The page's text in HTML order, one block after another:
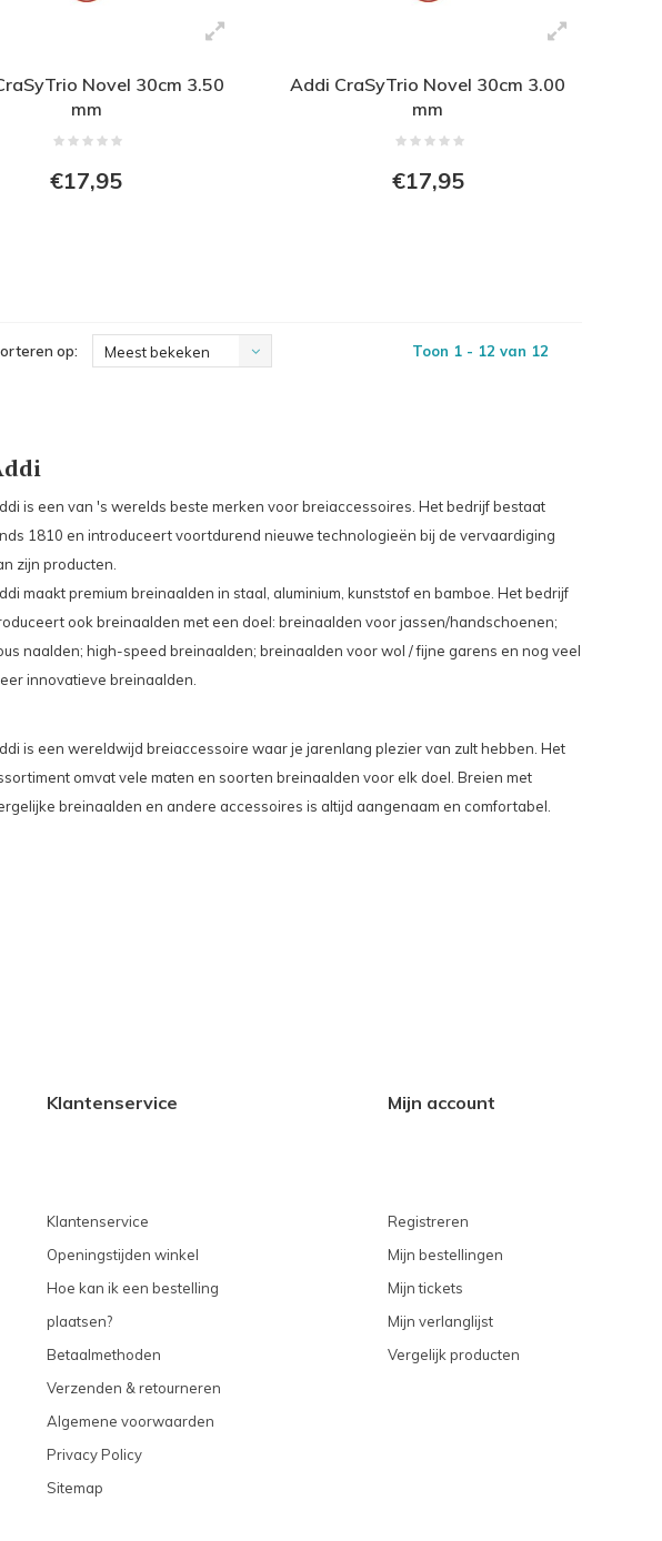
Novel 30cm 3.50
mm
€17,95
Addi CraSyTrio Novel 30cm 3.00
mm
€17,95
op: Meest bekeken Toon 1 - 12 van 12
is een van 's werelds beste merken voor breiaccessoires. Het bedrijf bestaat
1810 en introduceert voortdurend nieuwe technologieën bij de vervaardiging
zijn producten.
maakt premium breinaalden in staal, aluminium, kunststof en bamboe. Het bedrijf
ook breinaalden met een doel: breinaalden voor jassen/handschoenen;
naalden; high-speed breinaalden; breinaalden voor wol / fijne garens en nog veel
innovatieve breinaalden.
is een wereldwijd breiaccessoire waar je jarenlang plezier van zult hebben. Het
omvat vele maten en soorten breinaalden voor elk doel. Breien met
breinaalden en andere accessoires is altijd aangenaam en comfortabel.
Klantenservice
Klantenservice
Openingstijden winkel
Hoe kan ik een bestelling
plaatsen?
Betaalmethoden
Verzenden & retourneren
Algemene voorwaarden
Privacy Policy
Sitemap
Mijn account
Registreren
Mijn bestellingen
Mijn tickets
Mijn verlanglijst
Vergelijk producten